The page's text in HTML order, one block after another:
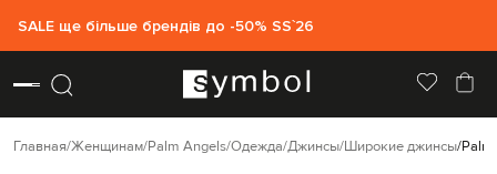
SALE ще більше брендів до -50% SS`26
Главная Женщинам Palm Angels Одежда Джинсы Широкие джинсы